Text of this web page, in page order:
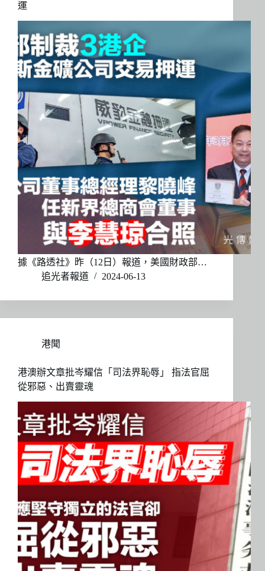
運
據《路透社》昨（12日）報道，美國財政部…
追光者報道
2024-06-13
港聞
港澳辦文章批岑耀信「司法界恥辱」 指法官屈
從邪惡、出賣靈魂